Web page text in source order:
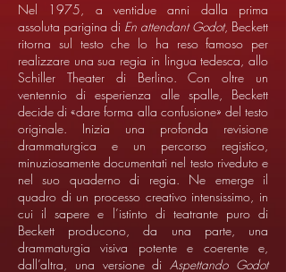
Nel 1975, a ventidue anni dalla prima
assoluta parigina di En attendant Godot, Beckett
ritorna sul testo che lo ha reso famoso per
realizzare una sua regia in lingua tedesca, allo
Schiller Theater di Berlino. Con oltre un
ventennio di esperienza alle spalle, Beckett
decide di «dare forma alla confusione» del testo
originale. Inizia una profonda revisione
drammaturgica e un percorso registico,
minuziosamente documentati nel testo riveduto e
nel suo quaderno di regia. Ne emerge il
quadro di un processo creativo intensissimo, in
cui il sapere e l’istinto di teatrante puro di
Beckett producono, da una parte, una
drammaturgia visiva potente e coerente e,
dall’altra, una versione diAspettando Godot